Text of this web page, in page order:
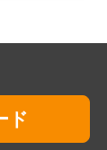
ド